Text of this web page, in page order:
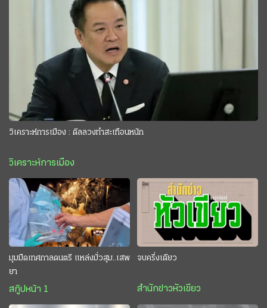
วิเคราะห์การเมือง : ดีลลวงทำสะเทือนหนัก
วิเคราะห์การเมือง
มุมมืดเทศกาลดนตรี แหล่งมั่วสุม..เสพ
ยา
สกู๊ปหน้า 1
จบครึ่งเดียว
สำนักข่าวหัวเขียว